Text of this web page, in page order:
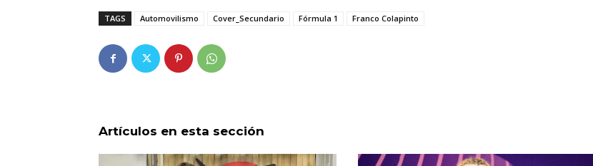
TAGS Automovilismo Cover_Secundario Fórmula 1 Franco Colapinto
Artículos en esta sección